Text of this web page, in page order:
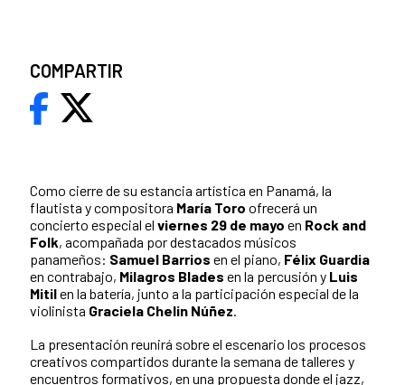
Como cierre de su estancia artística en Panamá, la
flautista y compositora María Toro ofrecerá un
concierto especial el viernes 29 de mayo en Rock and
Folk, acompañada por destacados músicos
panameños: Samuel Barrios en el piano, Félix Guardia
en contrabajo, Milagros Blades en la percusión y Luis
Mitilen la batería, junto a la participación especial de la
violinista Graciela Chelin Núñez
La presentación reunirá sobre el escenario los procesos
creativos compartidos durante la semana de talleres y
encuentros formativos, en una propuesta donde el jazz,
COMPARTIR